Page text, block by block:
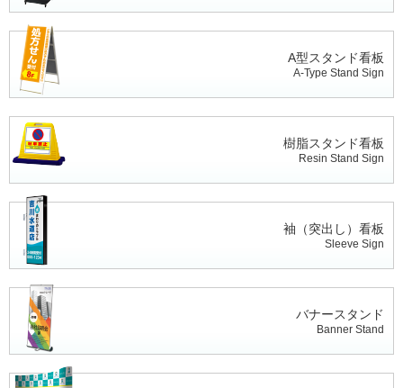
A型スタンド看板
A-Type Stand Sign
樹脂スタンド看板
Resin Stand Sign
袖（突出し）看板
Sleeve Sign
バナースタンド
Banner Stand